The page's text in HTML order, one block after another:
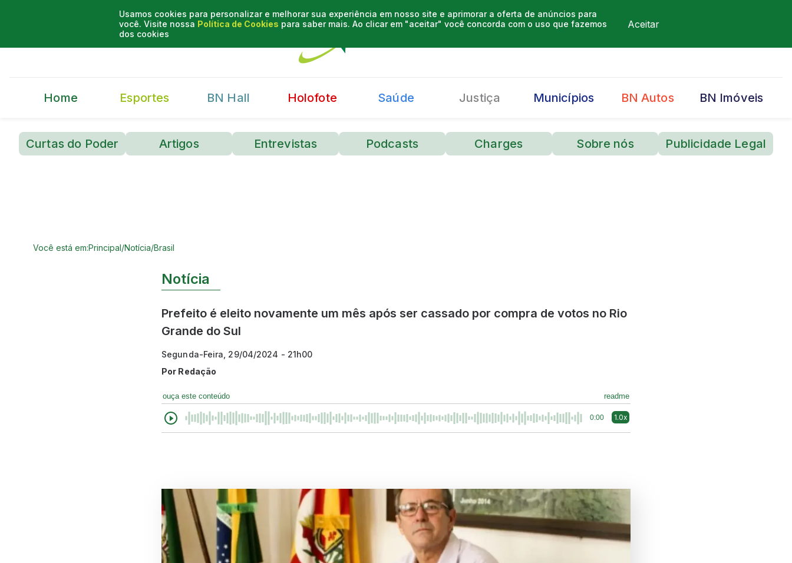
Usamos cookies para personalizar e melhorar sua experiência em nosso site e aprimorar a oferta de anúncios para
você. Visite nossa Política de Cookies para saber mais. Ao clicar em "aceitar" você concorda com o uso que fazemos
dos cookies
Aceitar
Home Esportes BN Hall Holofote Saúde Justiça Municípios BN Autos BN Imóveis
Curtas do Poder Artigos Entrevistas Podcasts Charges Sobre nós Publicidade Legal
Você está em:Principal/Notícia/Brasil
Notícia
Prefeito é eleito novamente um mês após ser cassado por compra de votos no Rio
Grande do Sul
Segunda-Feira, 29/04/2024 - 21h00
Por Redação
ouça este conteúdo readme
0:00 1.0x